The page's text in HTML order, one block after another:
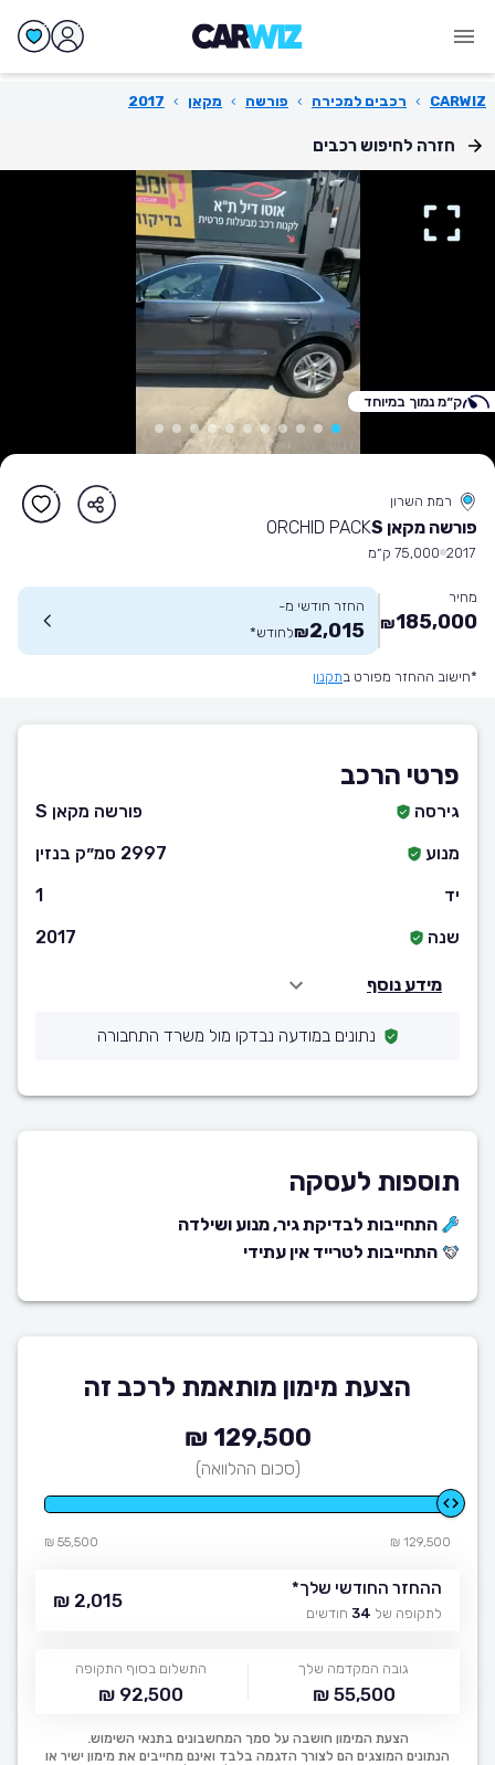
CARWIZ
› רכבים למכירה › פורשה › מקאן ›
2017
חזרה לחיפוש רכבים
ק״מ נמוך במיוחד
רמת השרון
פורשה מקאן S ORCHID PACK
2017 75,000 ק״מ
מחיר
185,000
₪
החזר חודשי מ-
2,015
₪לחודש*
*חישוב ההחזר מפורט בתקנון
פרטי הרכב
גירסה
פורשה מקאן S
מנוע
2997 סמ״ק בנזין
יד
1
שנה
2017
מידע נוסף
נתונים במודעה נבדקו מול משרד התחבורה
תוספות לעסקה
התחייבות לבדיקת גיר, מנוע ושילדה
התחייבות לטרייד אין עתידי
הצעת מימון מותאמת לרכב זה
129,500 ₪
(סכום ההלוואה)
129,500 ₪
55,500 ₪
ההחזר החודשי שלך*
לתקופה של 34 חודשים
2,015 ₪
גובה המקדמה שלך
55,500 ₪
התשלום בסוף התקופה
92,500 ₪
הצעת המימון חושבה על סמך המחשבונים בתנאי השימוש.
הנתונים המוצגים הם לצורך הדגמה בלבד ואינם מחייבים את מימון ישיר או